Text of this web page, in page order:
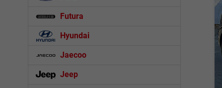
Futura
Hyundai
Jaecoo
Jeep